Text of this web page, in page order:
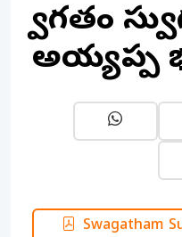
స్వాగతం
అయ్యప్ప
Swagatham